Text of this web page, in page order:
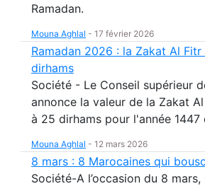
Ramadan.
Mouna Aghlal - 17 février 2026
Ramadan 2026 : la Zakat Al
dirhams
Société - Le Conseil supérieur
annonce la valeur de la Zakat
à 25 dirhams pour l'année 1447
Mouna Aghlal - 12 mars 2026
8 mars : 8 Marocaines qui
Société-A l’occasion du 8